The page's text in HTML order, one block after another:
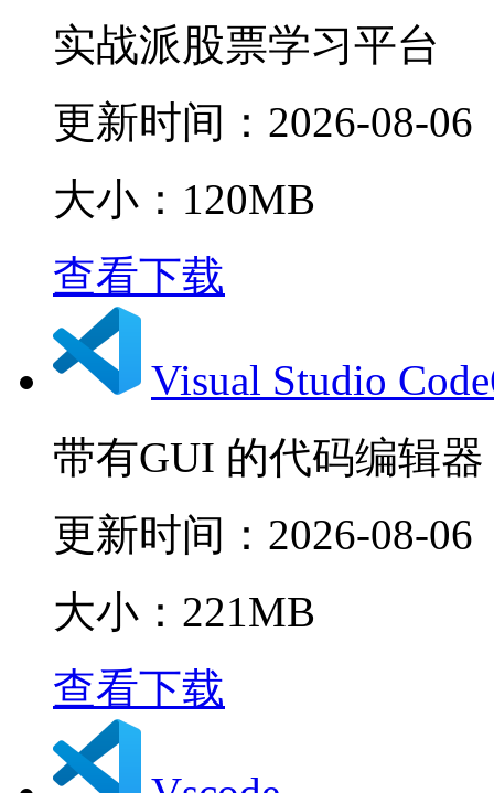
实战派股票学习平台
更新时间： 2026-08-06
大小：120MB
查看下载
Visual Studio
带有GUI 的代码编辑器
更新时间： 2026-08-06
大小：221MB
查看下载